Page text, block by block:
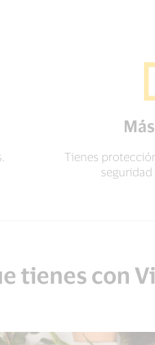
Tienes
seguridad
tienes con